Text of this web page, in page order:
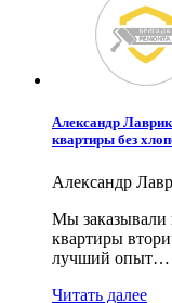
Александр
квартиры без
Александр
Мы заказывали
квартиры
лучший опыт…
Читать далее